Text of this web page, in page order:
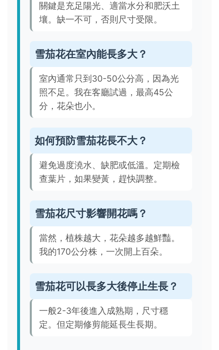
關鍵是充足陽光、適當水分和肥沃土
壤。缺一不可，否則尺寸受限。
雪茄花在室內能長多大？
室內通常只到30-50公分高，因為光
照不足。我在客廳試過，最高45公
分，花朵也小。
如何預防雪茄花長不大？
避免過度澆水、缺肥或低溫。定期檢
查葉片，如果變黃，趕快調整。
雪茄花尺寸影響開花嗎？
當然，植株越大，花朵越多越鮮豔。
我的170公分株，一次開上百朵。
雪茄花可以長多大後停止生長？
一般2-3年後進入成熟期，尺寸穩
定。但定期修剪能延長生長期。